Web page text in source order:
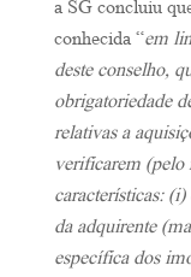
a SG concluiu
conhecida “em
deste conselho,
obrigatoriedade
relativas a
verificarem (pelo
características:
da adquirente
específica dos